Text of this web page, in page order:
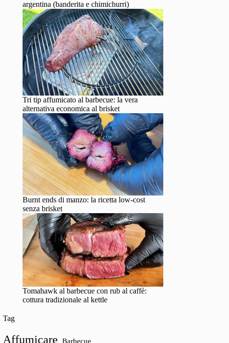
argentina (banderita e chimichurri)
Tri tip affumicato al barbecue: la vera
alternativa economica al brisket
Burnt ends di manzo: la ricetta low-cost
senza brisket
Tomahawk al barbecue con rub al caffè:
cottura tradizionale al kettle
Tag
Affumicare Barbecue